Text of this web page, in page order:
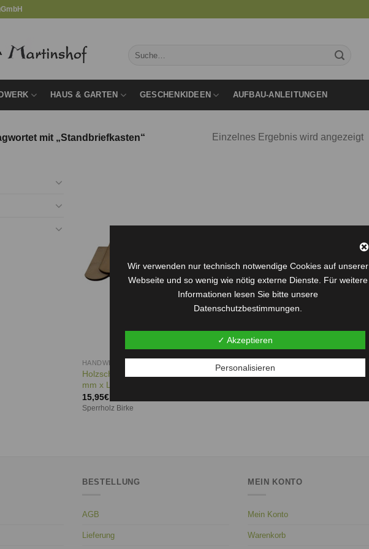
HAUS & GARTEN GESCHENKIDEEN AUFBAU-ANLEITUNGEN
mit „Standbriefkasten“ Einzelnes Ergebnis wird angezeigt
HANDWERK
Holzschindeln Biberschwanz B 32,3
mm x L 70 mm x 4 mm
15,95€–
Sperrholz Birke
BESTELLUNG
AGB
Lieferung
MEIN KONTO
Mein Konto
Warenkorb
Wir verwenden nur technisch notwendige Cookies auf unserer
Webseite und so wenig wie nötig externe Dienste. Für weitere
Informationen lesen Sie bitte unsere
Datenschutzbestimmungen.
✓ Akzeptieren
Personalisieren